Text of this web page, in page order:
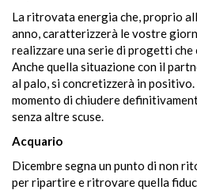
La ritrovata energia che, proprio
anno, caratterizzerà le vostre
realizzare una serie di progetti che
Anche quella situazione con il
al palo, si concretizzerà in
momento di chiudere
senza altre scuse.
Acquario
Dicembre segna un punto di non
per ripartire e ritrovare quella